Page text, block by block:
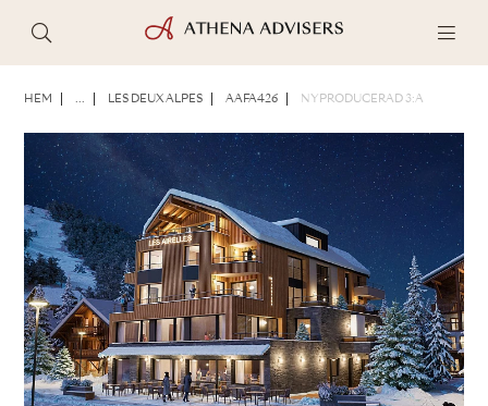
HEM ... LES DEUX ALPES AAFA426 NYPRODUCERAD 3:A